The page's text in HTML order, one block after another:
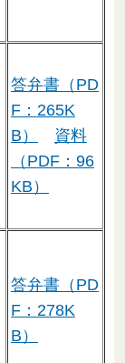
答弁書（PD
F：265K
B）
資料
（PDF：96
KB）
答弁書（PD
F：278K
B）